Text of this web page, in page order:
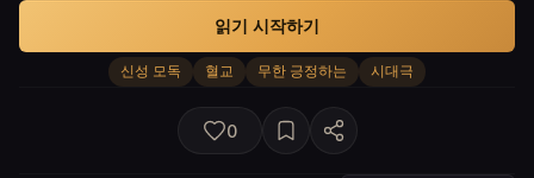
신성 모독 혈교 무한 긍정하는 시대극
읽기 시작하기
0